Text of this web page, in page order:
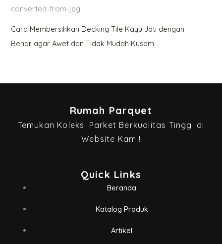
Cara Membersihkan Decking Tile Kayu Jati dengan
Benar agar Awet dan Tidak Mudah Kusam
Rumah Parquet
Temukan Koleksi Parket Berkualitas Tinggi di
Website Kami!
Quick Links
Beranda
Katalog Produk
Artikel